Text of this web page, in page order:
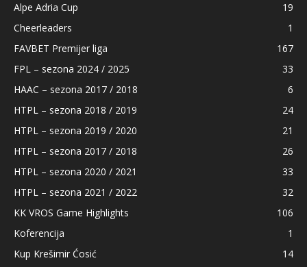
Alpe Adria Cup
19
Cheerleaders
1
FAVBET Premijer liga
167
FPL – sezona 2024 / 2025
33
HAAC – sezona 2017 / 2018
6
HTPL – sezona 2018 / 2019
24
HTPL – sezona 2019 / 2020
21
HTPL – sezona 2017 / 2018
26
HTPL – sezona 2020 / 2021
33
HTPL – sezona 2021 / 2022
32
KK VROS Game Highlights
106
Koferencija
1
Kup Krešimir Ćosić
14